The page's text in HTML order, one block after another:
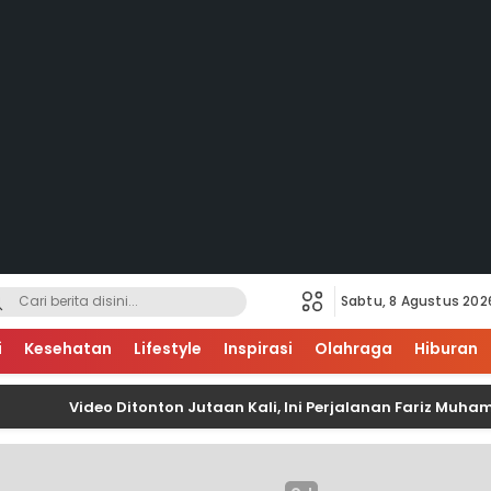
Sabtu, 8 Agustus
Kesehatan Lifestyle Inspirasi Olahraga Hiburan
Video Ditonton Jutaan Kali, Ini Perjalanan Fariz Muhammad